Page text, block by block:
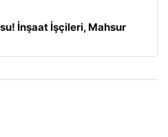
İnşaat İşçileri, Mahsur